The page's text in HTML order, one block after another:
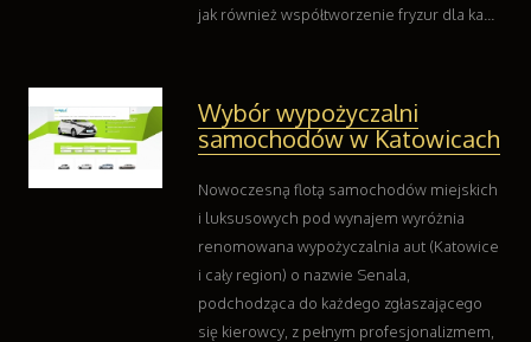
jak również współtworzenie fryzur dla ka...
Wybór wypożyczalni
samochodów w Katowicach
Nowoczesną flotą samochodów miejskich
i luksusowych pod wynajem wyróżnia
renomowana wypożyczalnia aut (Katowice
i cały region) o nazwie Senala,
podchodząca do każdego zgłaszającego
się kierowcy, z pełnym profesjonalizmem,